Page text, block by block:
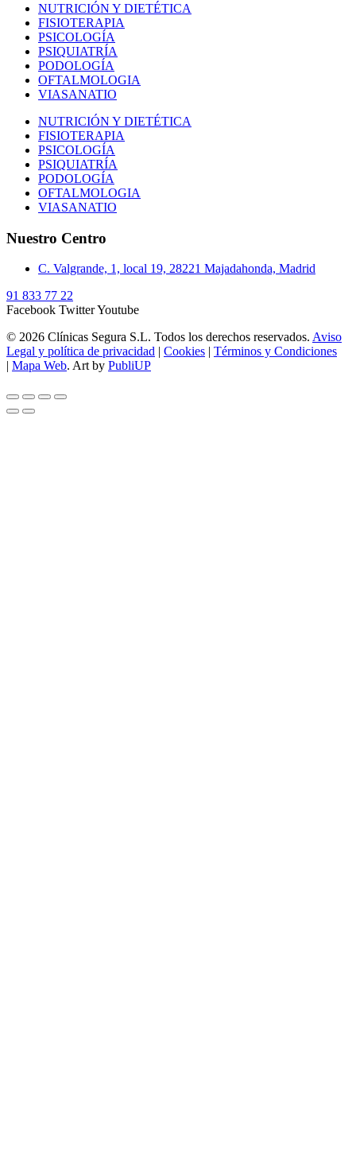
NUTRICIÓN Y DIETÉTICA
FISIOTERAPIA
PSICOLOGÍA
PSIQUIATRÍA
PODOLOGÍA
OFTALMOLOGIA
VIASANATIO
NUTRICIÓN Y DIETÉTICA
FISIOTERAPIA
PSICOLOGÍA
PSIQUIATRÍA
PODOLOGÍA
OFTALMOLOGIA
VIASANATIO
Nuestro Centro
C. Valgrande, 1, local 19, 28221 Majadahonda, Madrid
91 833 77 22
Facebook TwitterYoutube
© 2026 Clínicas Segura S.L. Todos los derechos reservados. Aviso
Legal y política de privacidad | Cookies | Términos y Condiciones
| Mapa Web. Art by PubliUP